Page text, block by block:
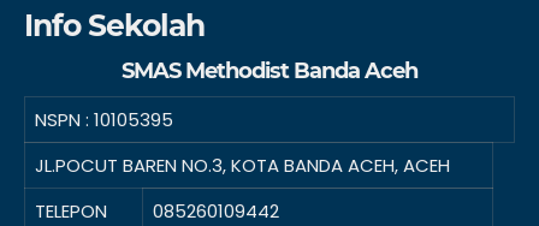
Info Sekolah
SMAS Methodist Banda Aceh
NSPN : 10105395
JL.POCUT BAREN NO.3, KOTA BANDA ACEH, ACEH
TELEPON
085260109442